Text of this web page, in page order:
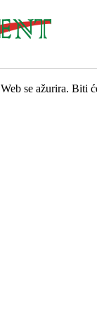
Web se ažurira. Biti